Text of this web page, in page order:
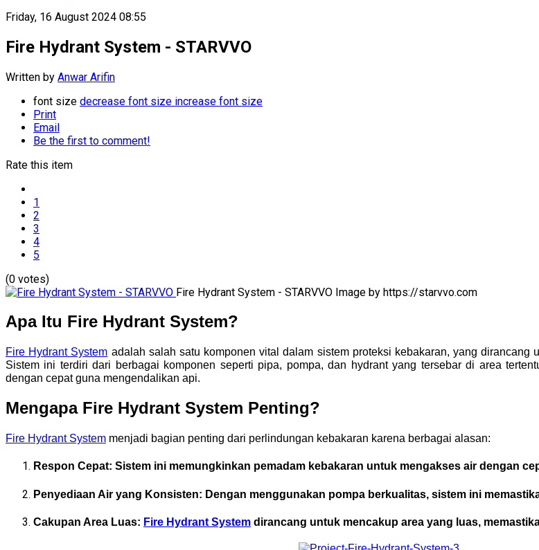
Friday, 16 August 2024 08:55
Fire Hydrant System - STARVVO
Written by Anwar Arifin
font size decrease font size increase font size
Print
Email
Be the first to comment!
Rate this item
1
2
3
4
5
(0 votes)
Fire Hydrant System - STARVVO Image by https://starvvo.com
Apa Itu Fire Hydrant System?
Fire Hydrant System adalah salah satu komponen vital dalam sistem proteksi kebakaran, yang
Sistem ini terdiri dari berbagai komponen seperti pipa, pompa, dan hydrant yang tersebar di area
dengan cepat guna mengendalikan api.
Mengapa Fire Hydrant System Penting?
Fire Hydrant System menjadi bagian penting dari perlindungan kebakaran karena berbagai alasan:
Respon Cepat: Sistem ini memungkinkan pemadam kebakaran untuk mengakses air dengan
Penyediaan Air yang Konsisten: Dengan menggunakan pompa berkualitas, sistem ini
Cakupan Area Luas: Fire Hydrant System dirancang untuk mencakup area yang luas,